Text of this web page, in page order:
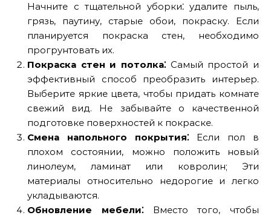
Начните с тщательной уборки⁚ удалите пыль,
грязь, паутину, старые обои, покраску. Если
планируется покраска стен, необходимо
прогрунтовать их.
Покраска стен и потолка⁚Самый простой и
эффективный способ преобразить интерьер.
Выберите яркие цвета, чтобы придать комнате
свежий вид. Не забывайте о качественной
подготовке поверхностей к покраске.
Смена напольного покрытия⁚Если пол в
плохом состоянии, можно положить новый
линолеум, ламинат или ковролин; Эти
материалы относительно недорогие и легко
укладываются.
Обновление мебели⁚Вместо того, чтобы